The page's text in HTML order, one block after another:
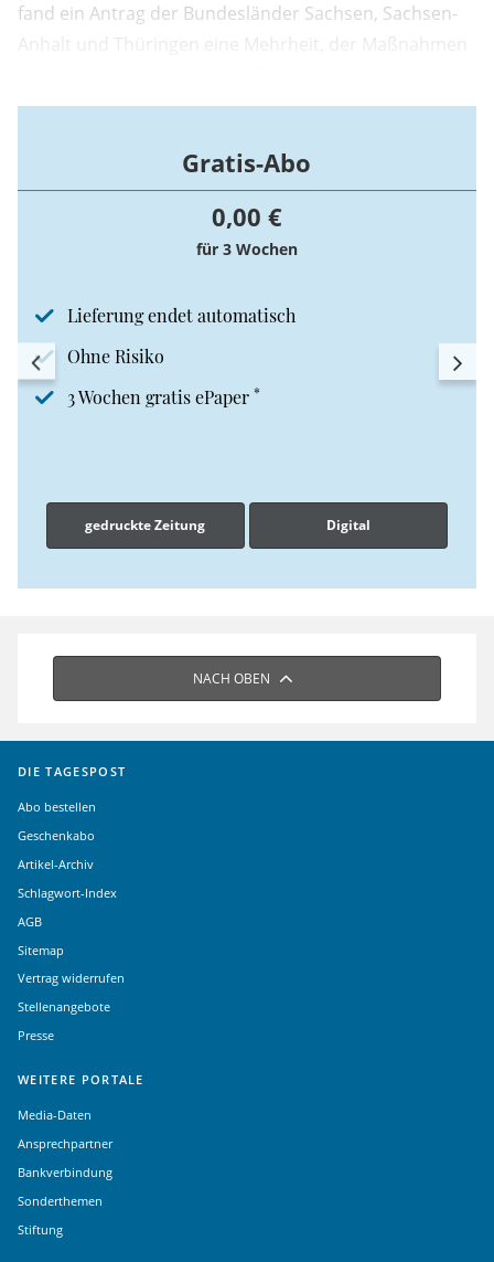
fand ein Antrag der Bundesländer Sachsen, Sachsen-
Anhalt und Thüringen eine Mehrheit, der Maßnahmen
Geschlechtseintrags fordert. Grundsätzlich leiste das
dazu, dass Betroffene eine rechtliche Anerkennung
ihrer geschlechtlichen Identität ohne stigmatisierende
Gratis-Abo
0,00 €
für 3 Wochen
Lieferung endet automatisch
Ohne Risiko
3 Wochen gratis ePaper *
gedruckte Zeitung Digital
NACH OBEN
DIE TAGESPOST
Abo bestellen
Geschenkabo
Artikel-Archiv
Schlagwort-Index
AGB
Sitemap
Vertrag widerrufen
Stellenangebote
Presse
WEITERE PORTALE
Media-Daten
Ansprechpartner
Bankverbindung
Sonderthemen
Stiftung